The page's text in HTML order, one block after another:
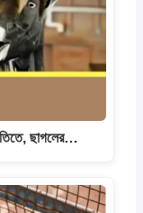
ছাগলের…